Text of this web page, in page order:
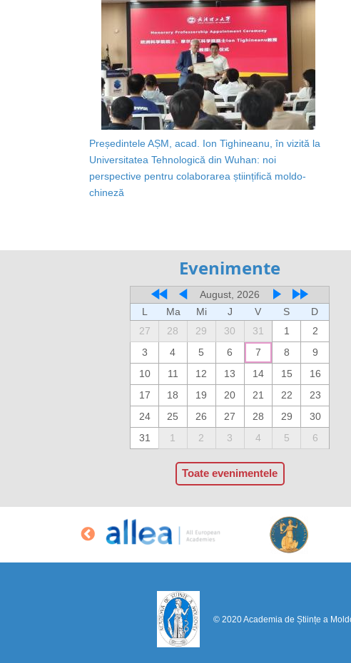
Președintele AȘM, acad. Ion Tighineanu, în vizită la
Universitatea Tehnologică din Wuhan: noi
perspective pentru colaborarea științifică moldo-
chineză
Evenimente
August, 2026
L
Ma Mi J V S
D
27
28 29 30 31 1
2
3
4 5 6 7 8
9
10
11 12 13 14 15
16
17
18 19 20 21 22
23
24
25 26 27 28 29
30
31
1 2 3 4 5 6
Toate evenimentele
© 2020 Academia de Științe a